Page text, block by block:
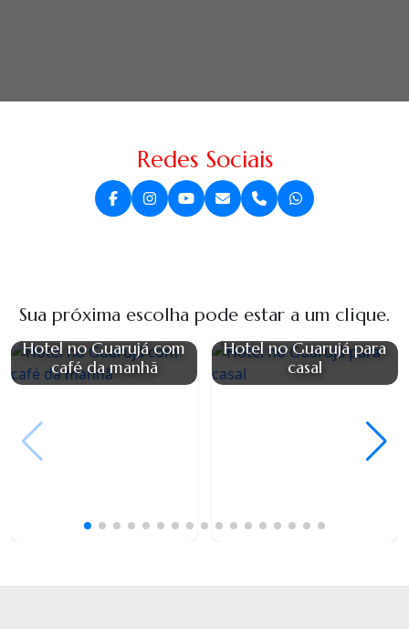
Redes Sociais
Sua próxima escolha pode estar a um clique.
Hotel no Guarujá com
café da manhã
Hotel no Guarujá para
casal